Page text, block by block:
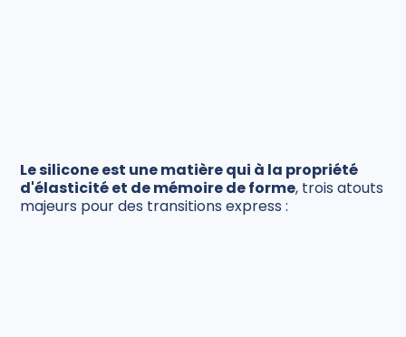
Le silicone est une matière qui à la propriété
d'élasticité et de mémoire de forme, trois atouts
majeurs pour des transitions express :